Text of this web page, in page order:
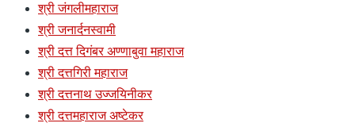
श्री जंगलीमहाराज
श्री जनार्दनस्वामी
श्री दत्त दिगंबर अण्णाबुवा महाराज
श्री दत्तगिरी महाराज
श्री दत्तनाथ उज्जयिनीकर
श्री दत्तमहाराज अष्टेकर